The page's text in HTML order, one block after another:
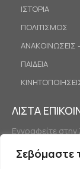
Σεβόμαστε
ΙΣΤΟΡΙΑ
ΠΟΛΙΤΙΣΜΟΣ
ΑΝΑΚΟΙΝΩΣΕΙΣ
ΠΑΙΔΕΙΑ
ΛΙΣΤΑ
Εγγραφείτε στην